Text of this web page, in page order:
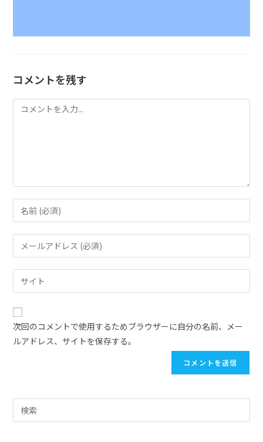
コメントを残す
次回のコメントで使用するためブラウザーに自分の名前、メー
ルアドレス、サイトを保存する。